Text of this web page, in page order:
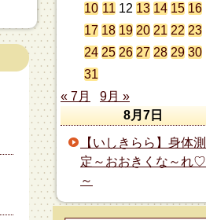
10 11 12 13 14 15 16
17 18 19 20 21 22 23
24 25 26 27 28 29 30
31
« 7月
9月 »
8月7日
【いしきらら】身体測
定～おおきくな～れ♡
～